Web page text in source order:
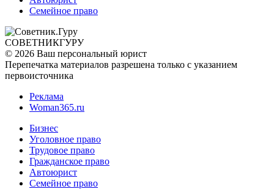
Семейное право
СОВЕТНИКГУРУ
© 2026 Ваш персональный юрист
Перепечатка материалов разрешена только с указанием
первоисточника
Реклама
Woman365.ru
Бизнес
Уголовное право
Трудовое право
Гражданское право
Автоюрист
Семейное право